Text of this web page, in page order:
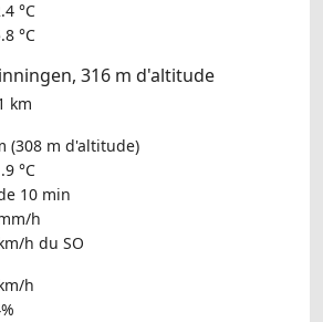
°C
°C
316 m d'altitude
km
(308 m d'altitude)
°C
10 min
h
h du SO
h